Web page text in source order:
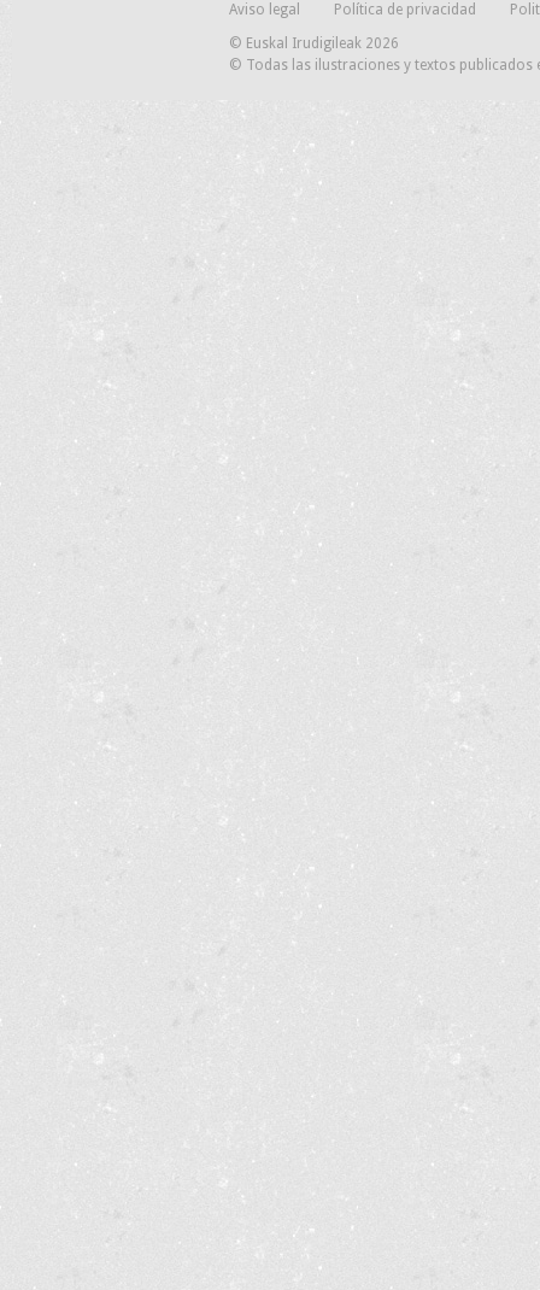
Aviso legal Política de privacidad
© Euskal Irudigileak 2026
© Todas las ilustraciones y textos publicados